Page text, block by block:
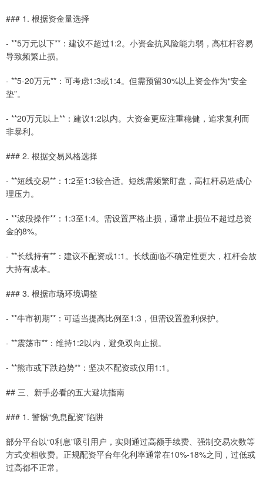
### 1. 根据资金量选择
- **5万元以下**：建议不超过1:2。小资金抗风险能力弱，高杠杆容易
导致频繁止损。
- **5-20万元**：可考虑1:3或1:4。但需预留30%以上资金作为“安全
垫”。
- **20万元以上**：建议1:2以内。大资金更应注重稳健，追求复利而
非暴利。
### 2. 根据交易风格选择
- **短线交易**：1:2至1:3较合适。短线需频繁盯盘，高杠杆易造成心
理压力。
- **波段操作**：1:3至1:4。需设置严格止损，通常止损位不超过总资
金的8%。
- **长线持有**：建议不配资或1:1。长线面临不确定性更大，杠杆会放
大持有成本。
### 3. 根据市场环境调整
- **牛市初期**：可适当提高比例至1:3，但需设置盈利保护。
- **震荡市**：维持1:2以内，避免双向止损。
- **熊市或下跌趋势**：坚决不配资或仅用1:1。
## 三、新手必看的五大避坑指南
### 1. 警惕“免息配资”陷阱
部分平台以“0利息”吸引用户，实则通过高额手续费、强制交易次数等
方式变相收费。正规配资平台年化利率通常在10%-18%之间，过低或
过高都不正常。